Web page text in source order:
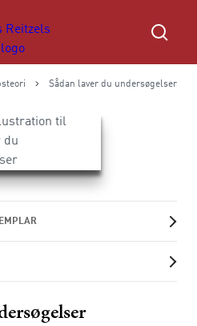
Sådan laver du undersøgelser